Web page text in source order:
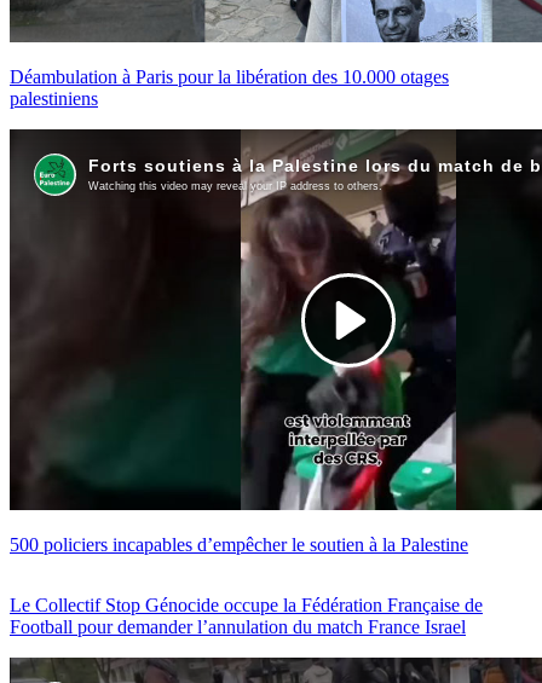
Déambulation à Paris pour la libération des 10.000 otages
palestiniens
500 policiers incapables d’empêcher le soutien à la Palestine
Le Collectif Stop Génocide occupe la Fédération Française de
Football pour demander l’annulation du match France Israel